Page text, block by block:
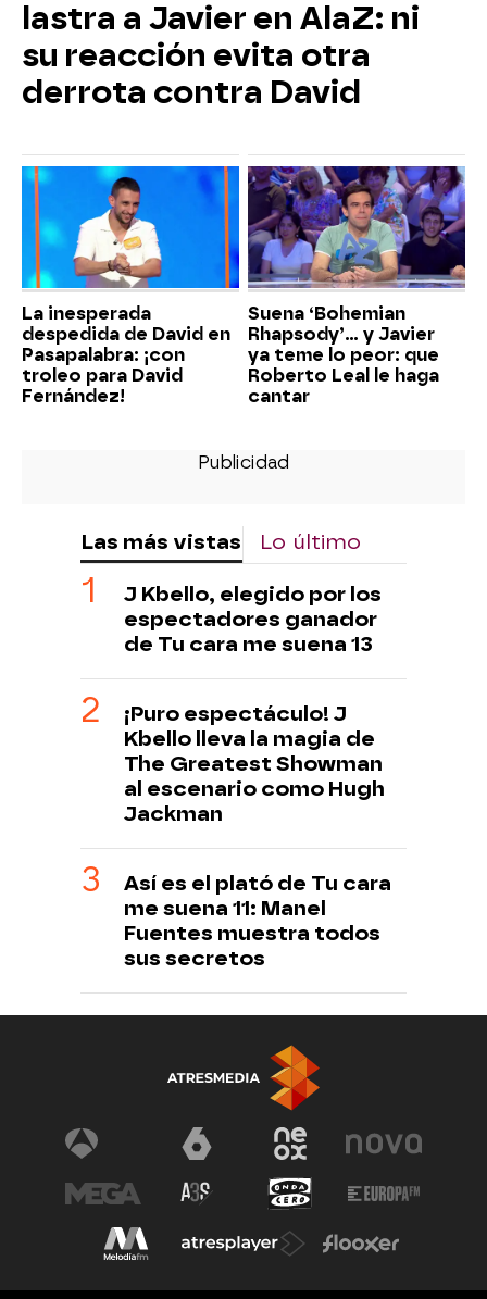
lastra a Javier en AlaZ: ni
su reacción evita otra
derrota contra David
La inesperada
despedida de David en
Pasapalabra: ¡con
troleo para David
Fernández!
Suena ‘Bohemian
Rhapsody’... y Javier
ya teme lo peor: que
Roberto Leal le haga
cantar
Las más vistas Lo último
J Kbello, elegido por los
espectadores ganador
de Tu cara me suena 13
¡Puro espectáculo! J
Kbello lleva la magia de
The Greatest Showman
al escenario como Hugh
Jackman
Así es el plató de Tu cara
me suena 11: Manel
Fuentes muestra todos
sus secretos